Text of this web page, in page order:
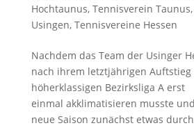
Hochtaunus, Tennisverein Taunus,
Usingen, Tennisvereine Hessen
Nachdem das Team der Usinger
nach ihrem letztjährigen
höherklassigen Bezirksliga A erst
einmal akklimatisieren musste
neue Saison zunächst etwas